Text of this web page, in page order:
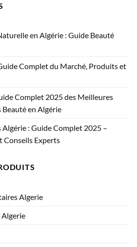
en Algérie : Guide Beauté
Complet du Marché, Produits et
Complet 2025 des Meilleures
Beauté en Algérie
: Guide Complet 2025 –
Conseils Experts
Algerie